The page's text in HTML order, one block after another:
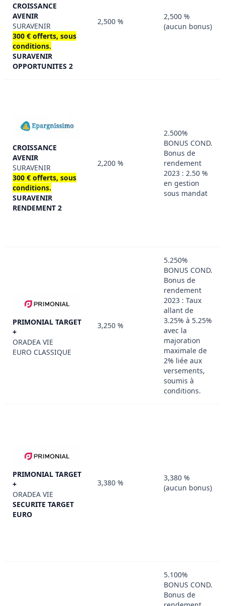
CROISSANCE
AVENIR
SURAVENIR
300 € offerts, sous
conditions.
SURAVENIR
OPPORTUNITES 2
2,500 %
2,500 %
(aucun bonus)
CROISSANCE
AVENIR
SURAVENIR
300 € offerts, sous
conditions.
SURAVENIR
RENDEMENT 2
2,200 %
2.500%
BONUS COND.
Bonus de
rendement
2023 : 2.50 %
en gestion
sous mandat
PRIMONIAL TARGET
+
ORADEA VIE
EURO CLASSIQUE
3,250 %
5.250%
BONUS COND.
Bonus de
rendement
2023 : Taux
allant de
3.25% à 5.25%
avec la
majoration
maximale de
2% liée aux
versements,
soumis à
conditions.
PRIMONIAL TARGET
+
ORADEA VIE
SECURITE TARGET
EURO
3,380 %
3,380 %
(aucun bonus)
5.100%
BONUS COND.
Bonus de